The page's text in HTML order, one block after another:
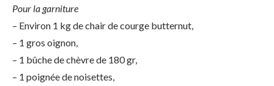
Pour la garniture
– Environ 1 kg de chair de courge butternut,
– 1 gros oignon,
– 1 bûche de chèvre de 180 gr,
– 1 poignée de noisettes,